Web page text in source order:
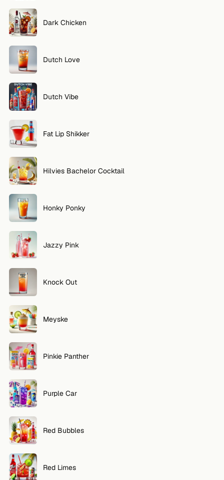
Links
Zoeken
VOLG
Twitter
Facebook
RSS
Cocktail app
Dark Chicken
Dutch Love
Dutch Vibe
Fat Lip Shikker
Hilvies Bachelor Cocktail
Honky Ponky
Jazzy Pink
Knock Out
Meyske
Pinkie Panther
Purple Car
Red Bubbles
Red Limes